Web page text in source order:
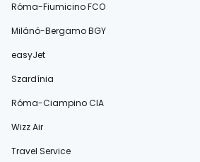
Róma-Fiumicino FCO
Milánó-Bergamo BGY
easyJet
Szardínia
Róma-Ciampino CIA
Wizz Air
Travel Service